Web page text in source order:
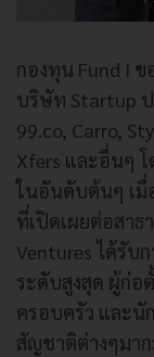
กองทุน Fund I ข
บริษัท Startup ป
99.co, Carro,
Xfers และอื่นๆ
ในอันดับต้นๆ เ
ที่เปิดเผยต่อสา
Ventures ได้รับ
ระดับสูงสุด ผู้ก่อ
ครอบครัว และนั
สัญชาติต่างๆมา